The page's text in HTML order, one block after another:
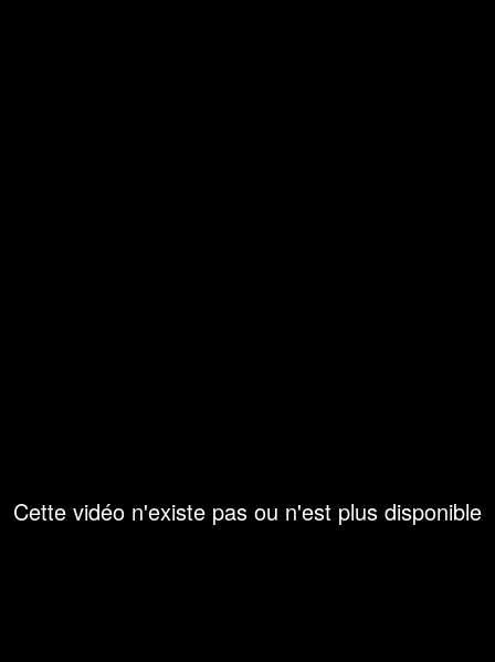
Cette vidéo n'existe pas ou n'est plus disponible